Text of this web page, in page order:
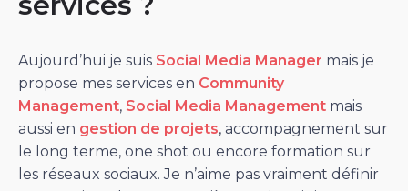
Aujourd’hui je suis Social Media Manager mais je
propose mes services en Community
Management, Social Media Management mais
aussi en gestion de projets, accompagnement sur
le long terme, one shot ou encore formation sur
les réseaux sociaux. Je n’aime pas vraiment définir